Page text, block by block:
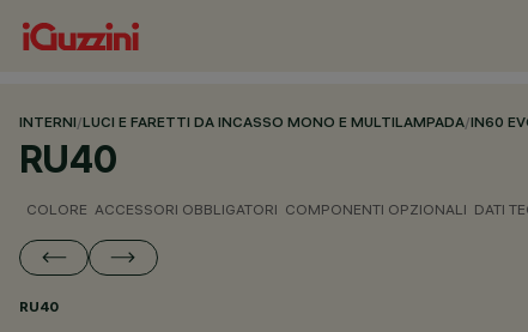
INTERNI/LUCI E FARETTI DA INCASSO MONO E MULTILAMPADA/IN60
RU40
COLORE ACCESSORI OBBLIGATORI COMPONENTI OPZIONALI DATI
RU40